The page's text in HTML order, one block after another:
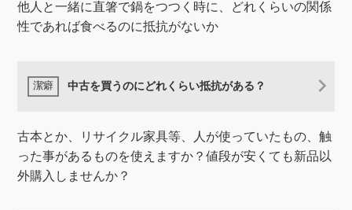
他人と一緒に直箸で鍋をつつく時に、どれくらいの関係
性であれば食べるのに抵抗がないか
中古を買うのにどれくらい抵抗がある？
古本とか、リサイクル家具等、人が使っていたもの、触
った事があるものを使えますか？値段が安くても新品以
外購入しませんか？